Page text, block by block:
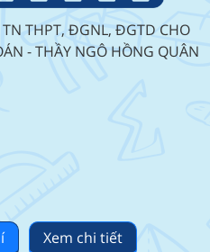
THPT, ĐGNL, ĐGTD CHO
- THẦY NGÔ HỒNG QUÂN
Xem chi tiết